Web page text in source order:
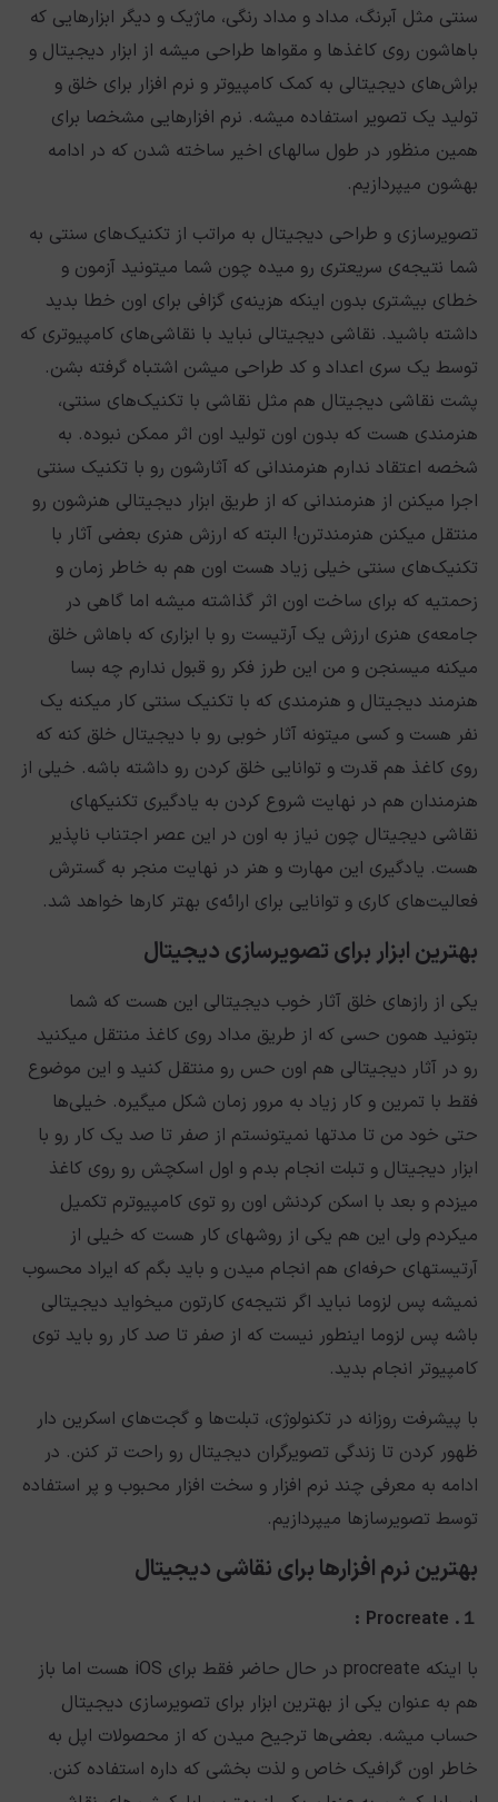
سنتی مثل آبرنگ، مداد و مداد رنگی، ماژیک و دیگر ابزارهایی که
باهاشون روی کاغذها و مقواها طراحی میشه از ابزار دیجیتال و
براش‌های دیجیتالی به کمک کامپیوتر و نرم افزار برای خلق و
تولید یک تصویر استفاده میشه. نرم افزارهایی مشخصا برای
همین منظور در طول سالهای اخیر ساخته شدن که در ادامه
بهشون میپردازیم.
تصویرسازی و طراحی دیجیتال به مراتب از تکنیک‌های سنتی به
شما نتیجه‌ی سریعتری رو میده چون شما میتونید آزمون و
خطای بیشتری بدون اینکه هزینه‌ی گزافی برای اون خطا بدید
داشته باشید. نقاشی دیجیتالی نباید با نقاشی‌های کامپیوتری که
توسط یک سری اعداد و کد طراحی میشن اشتباه گرفته بشن.
پشت نقاشی دیجیتال هم مثل نقاشی‌ با تکنیک‌های سنتی،
هنرمندی هست که بدون اون تولید اون اثر ممکن نبوده. به
شخصه اعتقاد ندارم هنرمندانی که آثارشون رو با تکنیک سنتی
اجرا میکنن از هنرمندانی که از طریق ابزار دیجیتالی هنرشون رو
منتقل میکنن هنرمندترن! البته که ارزش هنری بعضی آثار با
تکنیک‌های سنتی خیلی زیاد هست اون هم به خاطر زمان و
زحمتیه که برای ساخت اون اثر گذاشته میشه اما گاهی در
جامعه‌ی هنری ارزش یک آرتیست رو با ابزاری که باهاش خلق
میکنه میسنجن و من این طرز فکر رو قبول ندارم چه بسا
هنرمند دیجیتال و هنرمندی که با تکنیک سنتی کار میکنه یک
نفر هست و کسی میتونه آثار خوبی رو با دیجیتال خلق کنه که
روی کاغذ هم قدرت و توانایی خلق کردن رو داشته باشه. خیلی از
هنرمندان هم در نهایت شروع کردن به یادگیری تکنیکهای
نقاشی دیجیتال چون نیاز به اون در این عصر اجتناب ناپذیر
هست. یادگیری این مهارت و هنر در نهایت منجر به گسترش
فعالیت‌های کاری و توانایی برای ارائه‌ی بهتر کارها خواهد شد.
بهترین ابزار برای تصویرسازی دیجیتال
یکی از رازهای خلق آثار خوب دیجیتالی این هست که شما
بتونید همون حسی که از طریق مداد روی کاغذ منتقل میکنید
رو در آثار دیجیتالی هم اون حس رو منتقل کنید و این موضوع
فقط با تمرین و کار زیاد به مرور زمان شکل میگیره. خیلی‌ها
حتی خود من تا مدتها نمیتونستم از صفر تا صد یک کار رو با
ابزار دیجیتال و تبلت انجام بدم و اول اسکچش رو روی کاغذ
میزدم و بعد با اسکن کردنش اون رو توی کامپیوترم تکمیل
میکردم ولی این هم یکی از روشهای کار هست که خیلی از
آرتیستهای حرفه‌ای هم انجام میدن و باید بگم که ایراد محسوب
نمیشه پس لزوما نباید اگر نتیجه‌ی کارتون میخواید دیجیتالی
باشه پس لزوما اینطور نیست که از صفر تا صد کار رو باید توی
کامپیوتر انجام بدید.
با پیشرفت روزانه در تکنولوژی، تبلت‌ها و گجت‌های اسکرین دار
ظهور کردن تا زندگی تصویرگران دیجیتال رو راحت تر کنن. در
ادامه به معرفی چند نرم افزار و سخت افزار محبوب و پر استفاده
توسط تصویرسازها میپردازیم.
بهترین نرم افزارها برای نقاشی دیجیتال
１.
Procreate
:
با اینکه procreate در حال حاضر فقط برای iOS هست اما باز
هم به عنوان یکی از بهترین ابزار برای تصویرسازی دیجیتال
حساب میشه. بعضی‌ها ترجیح میدن که از محصولات اپل به
خاطر اون گرافیک خاص و لذت بخشی که داره استفاده کنن.